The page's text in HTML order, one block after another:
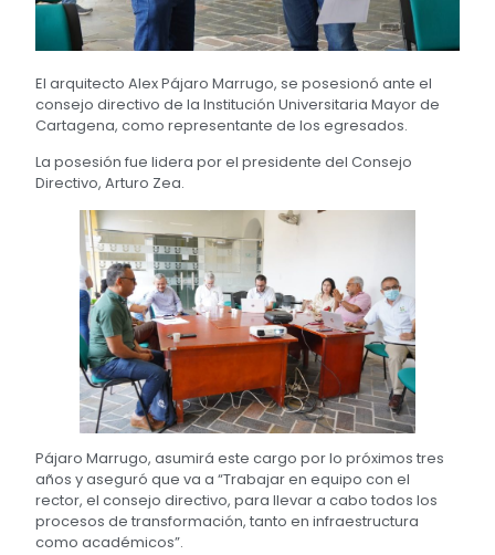
El arquitecto Alex Pájaro Marrugo, se posesionó ante el
consejo directivo de la Institución Universitaria Mayor de
Cartagena, como representante de los egresados.
La posesión fue lidera por el presidente del Consejo
Directivo, Arturo Zea.
Pájaro Marrugo, asumirá este cargo por lo próximos tres
años y aseguró que va a “Trabajar en equipo con el
rector, el consejo directivo, para llevar a cabo todos los
procesos de transformación, tanto en infraestructura
como académicos”.